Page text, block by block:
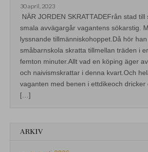
30 april, 2023
NÄR JORDEN SKRATTADEFrån stad
smala avvägargår vagantens sökarstig.
lyssnande tillmänniskohoppet.Då hör
småbarnskola skratta tillmellan träden i
femton minuter.Allt vad en köping äger
och naivismskrattar i denna kvart.Och
vaganten med benen i ettdikeoch dricker
[…]
ARKIV